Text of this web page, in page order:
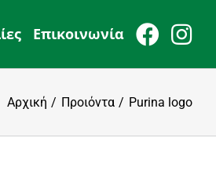
Επικοινωνία
Αρχική Προιόντα Purina logo